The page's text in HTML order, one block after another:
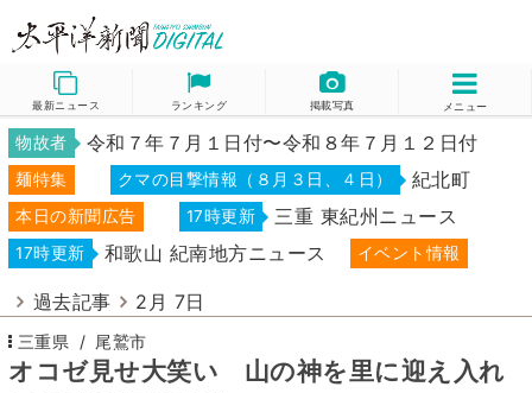
最新ニュース ランキング 掲載写真 メニュー
物故者 令和７年７月１日付〜令和８年７月１２日付
麺特集 クマの目撃情報（８月３日、４日） 紀北町
本日の新聞広告 17時更新 三重 東紀州ニュース
17時更新 和歌山 紀南地方ニュース イベント情報
過去記事 2月 7日
三重県 尾鷲市
オコゼ見せ大笑い 山の神を里に迎え入れ